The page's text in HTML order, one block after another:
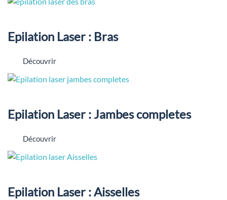
Epilation Laser : Bras
Découvrir
Epilation Laser : Jambes completes
Découvrir
Epilation Laser : Aisselles